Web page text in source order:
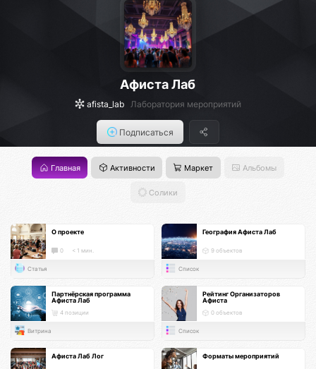
Афиста Лаб
afista_lab Лаборатория мероприятий
Подписаться
Главная Активности Маркет Альбомы
Солики
О проекте
0 < 1 мин.
Статья
География Афиста Лаб
9 объектов
Список
Партнёрская программа
Афиста Лаб
4 позиции
Витрина
Рейтинг Организаторов
Афиста
0 объектов
Список
Афиста Лаб Лог Форматы мероприятий